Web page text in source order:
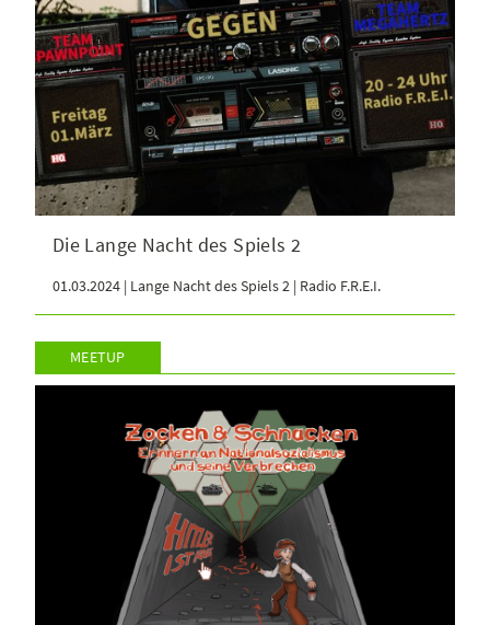
Die Lange Nacht des Spiels 2
01.03.2024 | Lange Nacht des Spiels 2 | Radio F.R.E.I.
MEETUP